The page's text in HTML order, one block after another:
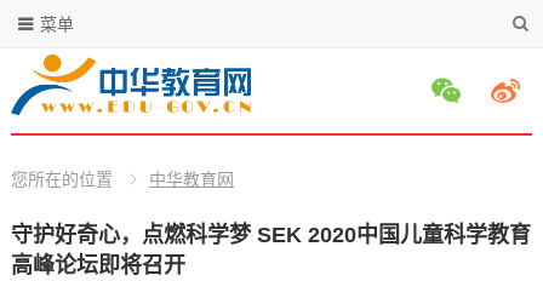
菜单
您所在的位置 中华教育网
守护好奇心，点燃科学梦 SEK 2020中国儿童科学教育
高峰论坛即将召开